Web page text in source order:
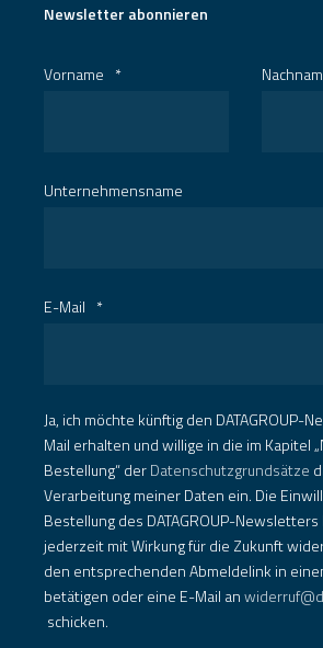
Newsletter abonnieren
Vorname *
Unternehmensname
E-Mail *
Ja, ich möchte künftig den DATAGROUP-
Mail erhalten und willige in die im Kapitel
Bestellung“ derDatenschutzgrundsätze
Verarbeitung meiner Daten ein. Die
Bestellung des DATAGROUP-
jederzeit mit Wirkung für die Zukunft
den entsprechenden Abmeldelink in
betätigen oder eine E-Mail an
schicken.